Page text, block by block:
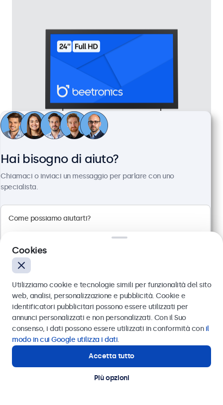
Monitor 24 Pollici Metallo
24HD7M
100+ pezzi disponibili
Risoluzione 1920 x 1080 (Full HD)
Montaggio: scrivania, parete, incasso
Dimensioni esterne: 560 x 337 x 41 mm
€ 499,00
Visualizza
Aggiungi al carrello
Hai bisogno di aiuto?
Chiamaci o inviaci un messaggio per parlare con uno
specialista.
Inviare
Oppure chiamaci al
Contatta i nostri esperti
Cookies
Utilizziamo cookie e tecnologie simili per funzionalità del sito
web, analisi, personalizzazione e pubblicità. Cookie e
identificatori pubblicitari possono essere utilizzati per
annunci personalizzati e non personalizzati. Con il Suo
consenso, i dati possono essere utilizzati in conformità con il
modo in cui Google utilizza i dati.
Accetta tutto
Più opzioni